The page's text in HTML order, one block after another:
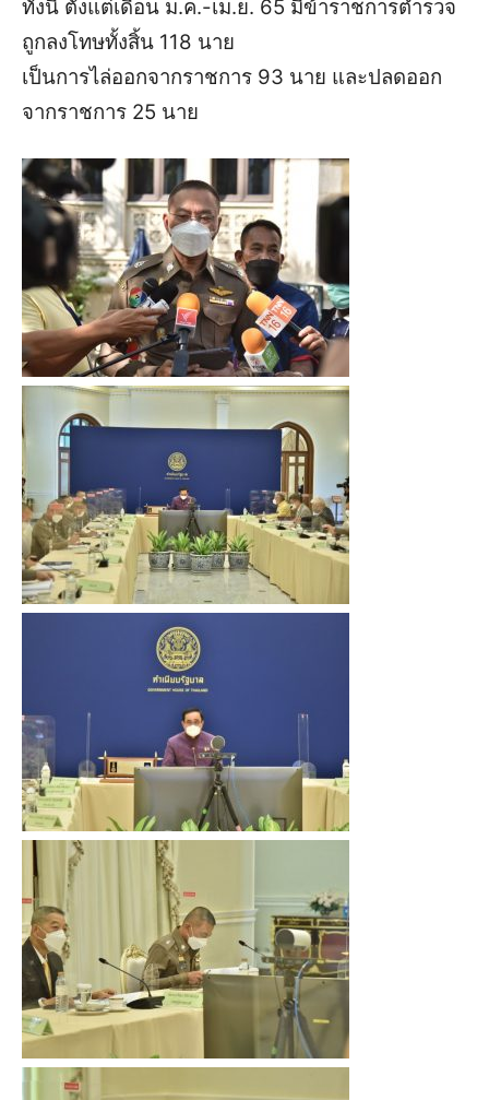
ทั้งนี้ ตั้งแต่เดือน ม.ค.-เม.ย. 65 มีข้าราชการตำรวจ
ถูกลงโทษทั้งสิ้น 118 นาย
เป็นการไล่ออกจากราชการ 93 นาย และปลดออก
จากราชการ 25 นาย